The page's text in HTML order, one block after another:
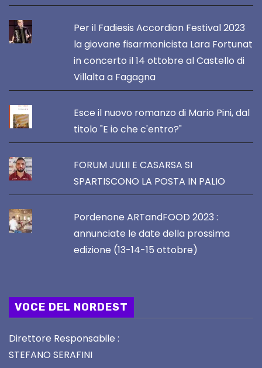
Per il Fadiesis Accordion Festival 2023
la giovane fisarmonicista Lara Fortunat
in concerto il 14 ottobre al Castello di
Villalta a Fagagna
Esce il nuovo romanzo di Mario Pini, dal
titolo "E io che c'entro?"
FORUM JULII E CASARSA SI
SPARTISCONO LA POSTA IN PALIO
Pordenone ARTandFOOD 2023 :
annunciate le date della prossima
edizione (13-14-15 ottobre)
VOCE DEL NORDEST
Direttore Responsabile :
STEFANO SERAFINI